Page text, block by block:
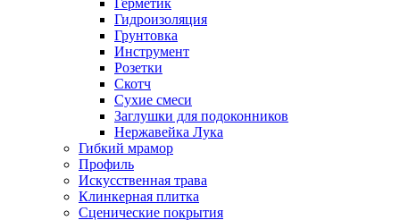
Гидроизоляция
Грунтовка
Инструмент
Розетки
Скотч
Сухие смеси
Заглушки для подоконников
Нержавейка Лука
Гибкий мрамор
Профиль
Искусственная трава
Клинкерная плитка
Сценические покрытия